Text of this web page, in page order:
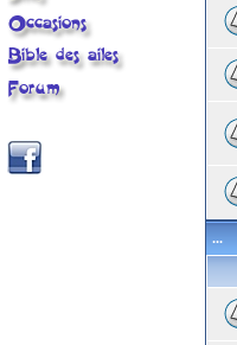
...